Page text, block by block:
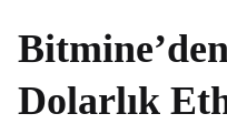
Dolarlık